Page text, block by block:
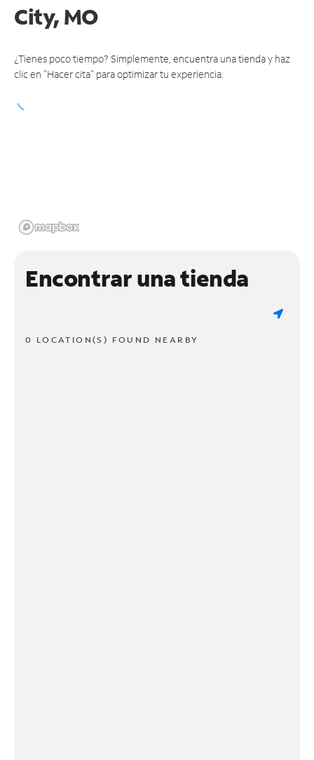
City, MO
¿Tienes poco tiempo? Simplemente, encuentra una tienda y haz
clic en "Hacer cita" para optimizar tu experiencia.
Encontrar una tienda
0 LOCATION(S) FOUND NEARBY